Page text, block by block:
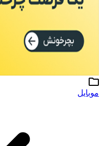
موبایل